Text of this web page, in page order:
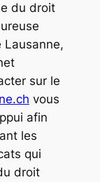
du droit
Lausanne,
sur le
vous
afin
les
qui
droit